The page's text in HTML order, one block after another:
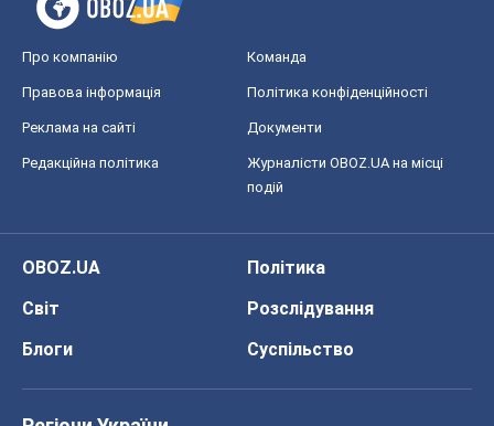
Про компанію Команда
Правова інформація Політика конфіденційності
Реклама на сайті Документи
Редакційна політика
Журналісти OBOZ.UA на місці
подій
OBOZ.UA
Політика
Світ
Розслідування
Блоги
Суспільство